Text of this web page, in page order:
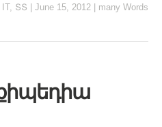
, ՏՏ June 15, 2012 many Words